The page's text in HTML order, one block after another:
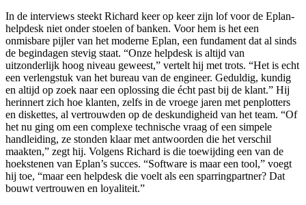
In de interviews steekt Richard keer op keer zijn lof voor de Eplan-
helpdesk niet onder stoelen of banken. Voor hem is het een
onmisbare pijler van het moderne Eplan, een fundament dat al sinds
de begindagen stevig staat. “Onze helpdesk is altijd van
uitzonderlijk hoog niveau geweest,” vertelt hij met trots. “Het is echt
een verlengstuk van het bureau van de engineer. Geduldig, kundig
en altijd op zoek naar een oplossing die écht past bij de klant.” Hij
herinnert zich hoe klanten, zelfs in de vroege jaren met penplotters
en diskettes, al vertrouwden op de deskundigheid van het team. “Of
het nu ging om een complexe technische vraag of een simpele
handleiding, ze stonden klaar met antwoorden die het verschil
maakten,” zegt hij. Volgens Richard is die toewijding een van de
hoekstenen van Eplan’s succes. “Software is maar een tool,” voegt
hij toe, “maar een helpdesk die voelt als een sparringpartner? Dat
bouwt vertrouwen en loyaliteit.”